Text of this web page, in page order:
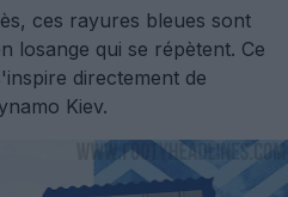
ces rayures bleues sont
losange qui se répètent. Ce
directement de
Kiev.